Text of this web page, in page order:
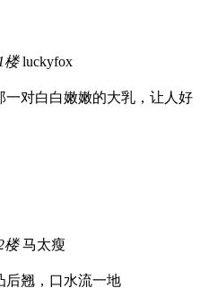
楼 luckyfox
对白白嫩嫩的大乳，让人好
楼 马太瘦
后翘，口水流一地